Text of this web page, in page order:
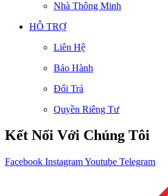
Nhà Thông Minh
HỖ TRỢ
Liên Hệ
Bảo Hành
Đổi Trả
Quyền Riêng Tư
Kết Nối Với Chúng Tôi
Facebook InstagramYoutube Telegram